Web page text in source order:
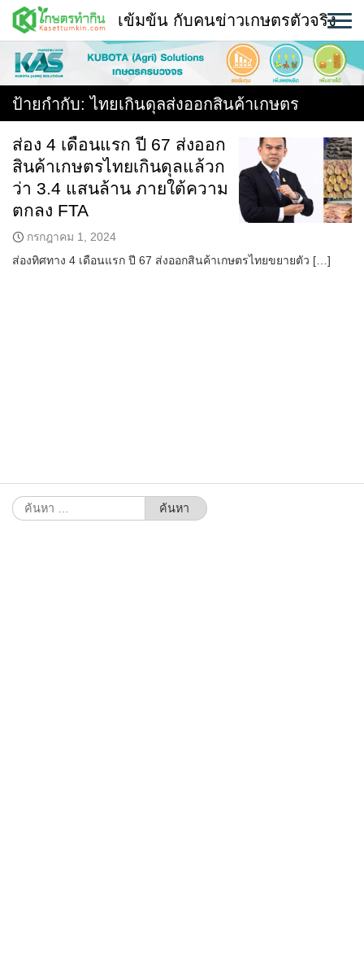
Skip
content
พืช
หน้าแรก
แวดวงเกษตร
ใคร ทำอะไร ที่ไหน
สถานีข่าววันนี้
เข้มข้น กับคนข่าวเกษตรตัวจริง
ป้ายกำกับ:ไทยเกินดุลส่งออกสินค้าเกษตร
ส่อง 4 เดือนแรก ปี 67 ส่งออก
สินค้าเกษตรไทยเกินดุลแล้วก
ว่า 3.4 แสนล้าน ภายใต้ความ
ตกลง FTA
กรกฎาคม 1, 2024
ส่องทิศทาง 4 เดือนแรก ปี 67 ส่งออกสินค้าเกษตรไทยขยายตัว […]
ค้นหา
สำหรับ: